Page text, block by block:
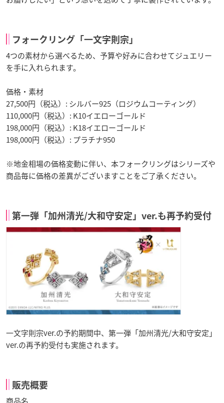
フォークリング「一文字則宗」
4つの素材から選べるため、予算や好みに合わせてジュエリー
を手に入れられます。
価格・素材
27,500円（税込）: シルバー925（ロジウムコーティング）
110,000円（税込）: K10イエローゴールド
198,000円（税込）: K18イエローゴールド
198,000円（税込）: プラチナ950
※地金相場の価格変動に伴い、本フォークリングはシリーズや
商品毎に価格の差異がございますことをご了承ください。
第一弾「加州清光/大和守安定」ver.も再予約受付
一文字則宗ver.の予約期間中、第一弾「加州清光/大和守安定」
ver.の再予約受付も実施されます。
販売概要